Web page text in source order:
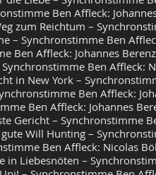
Ben Affleck:
zum Reichtum –
– Synchronstimme Ben
Ben Affleck: Johannes Berenz
Ben Affleck:
in New York –
Ben Affleck:
Ben Affleck: Johannes
Gericht – Synchronstimme
Will Hunting –
Ben Affleck: Nicolas
in Liebesnöten –